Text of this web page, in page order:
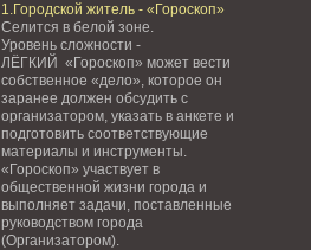
1.Городской житель - «Гороскоп»
Селится в белой зоне.
Уровень сложности -
ЛЁГКИЙ «Гороскоп» может вести
собственное «дело», которое он
заранее должен обсудить с
организатором, указать в анкете и
подготовить соответствующие
материалы и инструменты.
«Гороскоп» участвует в
общественной жизни города и
выполняет задачи, поставленные
руководством города
(Организатором).